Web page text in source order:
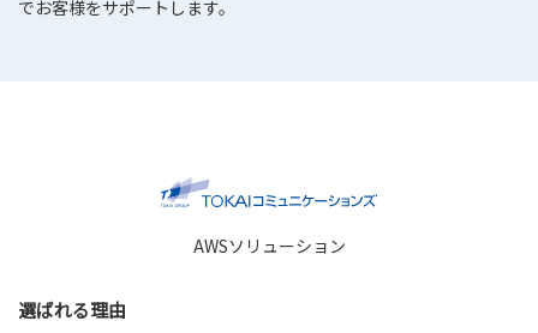
でお客様をサポートします。
AWSソリューション
選ばれる理由